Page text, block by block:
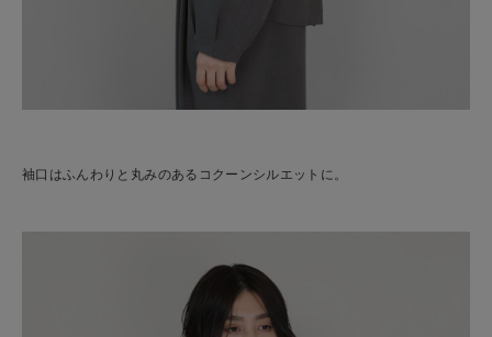
袖口はふんわりと丸みのあるコクーンシルエットに。